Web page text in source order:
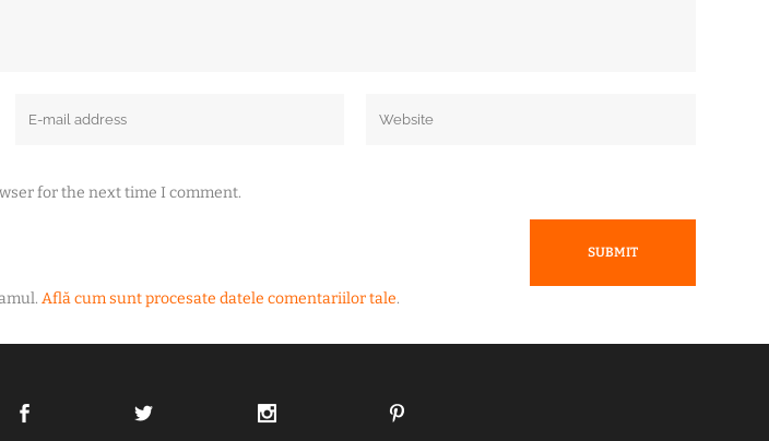
for the next time I comment.
Află cum sunt procesate datele comentariilor tale.